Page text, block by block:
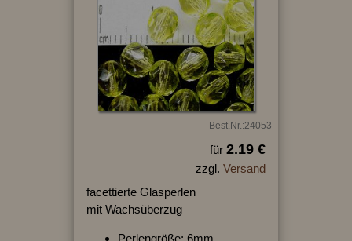
Best.Nr.:24053
für 2.19 €
zzgl. Versand
facettierte Glasperlen
mit Wachsüberzug
Perlengröße: 6mm